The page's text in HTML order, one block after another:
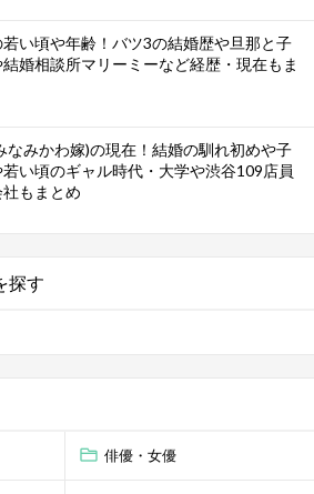
い頃や年齢！バツ3の結婚歴や旦那と子
婚相談所マリーミーなど経歴・現在もま
なみかわ嫁)の現在！結婚の馴れ初めや子
い頃のギャル時代・大学や渋谷109店員
もまとめ
探す
俳優・女優